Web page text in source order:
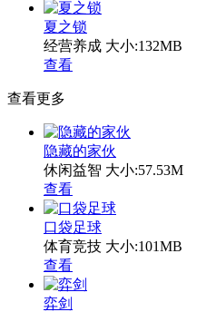
夏之锁
经营养成 大小:132MB
查看
查看更多
隐藏的家伙
休闲益智 大小:57.53M
查看
口袋足球
体育竞技 大小:101MB
查看
弈剑